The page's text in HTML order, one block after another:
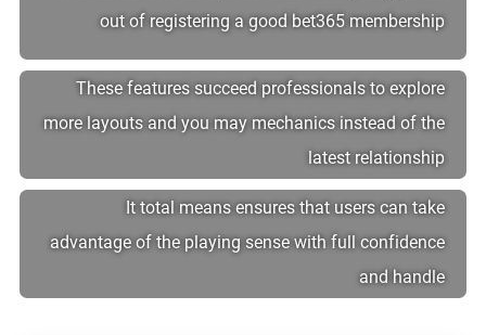
out of registering a good bet365 membership
These features succeed professionals to explore
more layouts and you may mechanics instead of the
latest relationship
It total means ensures that users can take
advantage of the playing sense with full confidence
and handle